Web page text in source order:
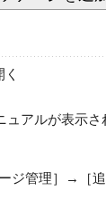
アルが表示さ
ジ管理］→［